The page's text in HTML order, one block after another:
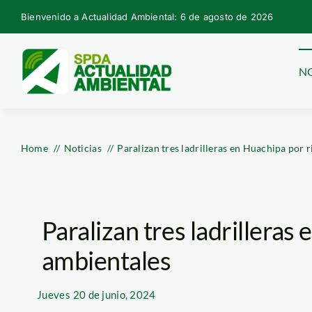
Skip
to
content
Bienvenido a Actualidad Ambiental: 6 de agosto de 2026
Home Noticias Paralizan tres ladrilleras en Huachipa por
Paralizan tres ladrilleras
ambientales
Jueves 20 de junio, 2024